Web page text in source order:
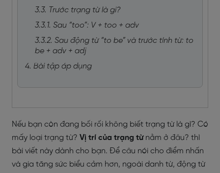
3.3. Trước trạng từ là gi?
3.3.1. Sau “too”: V + too + adv
3.3.2. Sau động từ “to be” và trước tính từ: to
be + adv + adj
4. Bài tập áp dụng
Nếu bạn còn đang bối rối không biết trạng từ là gì? Có
mấy loại trạng từ? Vị trí của trạng từnằm ở đâu? thì
bài viết này dành cho bạn. Để câu nói cho điểm nhấn
và gia tăng sức biểu cảm hơn, ngoài danh từ, động từ